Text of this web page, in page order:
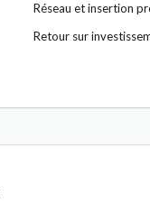
Réseau et insertion
Retour sur